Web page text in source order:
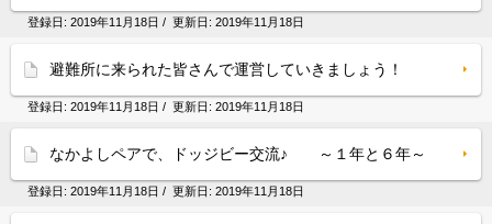
登録日: 2019年11月18日 / 更新日: 2019年11月18日
避難所に来られた皆さんで運営していきましょう！
登録日: 2019年11月18日 / 更新日: 2019年11月18日
なかよしペアで、ドッジビー交流♪ ～１年と６年～
登録日: 2019年11月18日 / 更新日: 2019年11月18日